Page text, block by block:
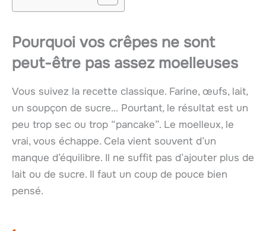
Pourquoi vos crêpes ne sont
peut-être pas assez moelleuses
Vous suivez la recette classique. Farine, œufs, lait,
un soupçon de sucre… Pourtant, le résultat est un
peu trop sec ou trop “pancake”. Le moelleux, le
vrai, vous échappe. Cela vient souvent d’un
manque d’équilibre. Il ne suffit pas d’ajouter plus de
lait ou de sucre. Il faut un coup de pouce bien
pensé.